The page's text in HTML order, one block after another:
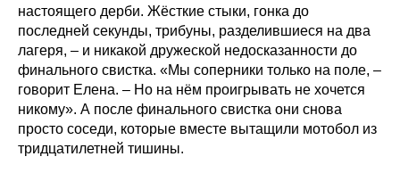
настоящего дерби. Жёсткие стыки, гонка до
последней секунды, трибуны, разделившиеся на два
лагеря, – и никакой дружеской недосказанности до
финального свистка. «Мы соперники только на поле, –
говорит Елена. – Но на нём проигрывать не хочется
никому». А после финального свистка они снова
просто соседи, которые вместе вытащили мотобол из
тридцатилетней тишины.